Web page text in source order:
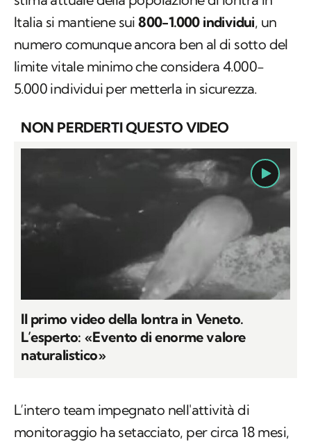
Italia si mantiene sui800-1.000 individui, un
numero comunque ancora ben al di sotto del
limite vitale minimo che considera 4.000-
5.000 individui per metterla in sicurezza.
NON PERDERTI QUESTO VIDEO
Il primo video della lontra in Veneto.
L’esperto: «Evento di enorme valore
naturalistico»
L’intero team impegnato nell'attività di
monitoraggio ha setacciato, per circa 18 mesi,